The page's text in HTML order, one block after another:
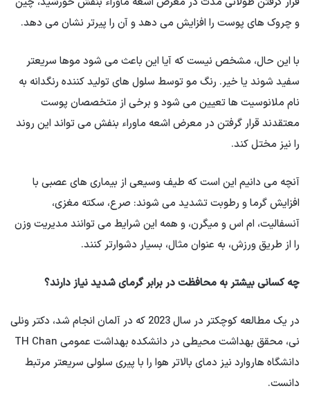
و چروک های پوست را افزایش می دهد و آن را پیرتر نشان می دهد.
با این حال، مشخص نیست که آیا این باعث می شود موها سریعتر
سفید شوند یا خیر. رنگ مو توسط سلول های تولید کننده رنگدانه به
نام ملانوسیت ها تعیین می شود و برخی از متخصصان پوست
معتقدند قرار گرفتن در معرض اشعه ماوراء بنفش می تواند این روند
را نیز مختل کند.
آنچه می دانیم این است که طیف وسیعی از بیماری های عصبی با
افزایش گرما و رطوبت تشدید می شوند: صرع، سکته مغزی،
آنسفالیت، ام اس و میگرن، و همه این شرایط می توانند مدیریت وزن
را از طریق ورزش، به عنوان مثال، بسیار دشوارتر کنند.
چه کسانی بیشتر به محافظت در برابر گرمای شدید نیاز دارند؟
در یک مطالعه کوچکتر در سال 2023 که در آلمان انجام شد، دکتر ونلی
نی، محقق بهداشت محیطی در دانشکده بهداشت عمومی TH Chan
دانشگاه هاروارد نیز دمای بالاتر هوا را با پیری سلولی سریعتر مرتبط
دانست.